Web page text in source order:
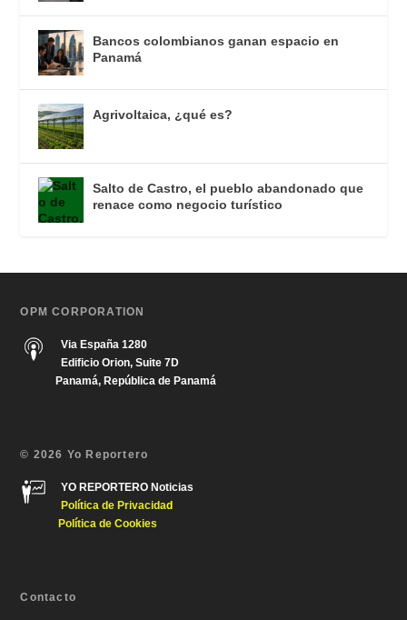
Bancos colombianos ganan espacio en
Panamá
Agrivoltaica, ¿qué es?
Salto de Castro, el pueblo abandonado que
renace como negocio turístico
OPM CORPORATION
Via España 1280
Edificio Orion, Suite 7D
Panamá, República de Panamá
© 2026 Yo Reportero
YO REPORTERO Noticias
Política de Privacidad
Política de Cookies
Contacto